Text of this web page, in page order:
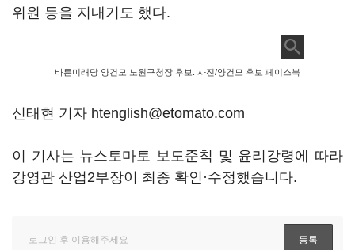
위원 등을 지내기도 했다.
바른미래당 양건모 노원구청장 후보. 사진/양건모 후보 페이스북
신태현 기자 htenglish@etomato.com
이 기사는 뉴스토마토 보도준칙 및 윤리강령에 따라
강영관 산업2부장이 최종 확인·수정했습니다.